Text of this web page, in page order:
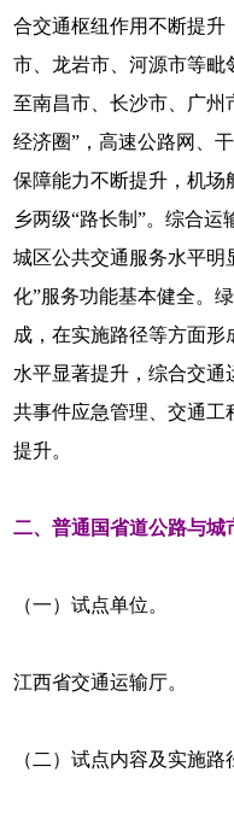
合交通枢纽作用不断提升
市、龙岩市、河源市等毗
至南昌市、长沙市、广州
经济圈”，高速公路网、
保障能力不断提升，机场
乡两级“路长制”。综合
城区公共交通服务水平明
化”服务功能基本健全。
成，在实施路径等方面
水平显著提升，综合交
共事件应急管理、交通工
提升。
二、普通国省道公路与城
（一）试点单位。
江西省交通运输厅。
（二）试点内容及实施路